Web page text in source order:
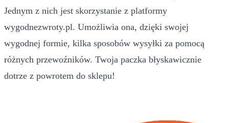
Jednym z nich jest skorzystanie z platformy
wygodnezwroty.pl. Umożliwia ona, dzięki swojej
wygodnej formie, kilka sposobów wysyłki za pomocą
różnych przewoźników. Twoja paczka błyskawicznie
dotrze z powrotem do sklepu!